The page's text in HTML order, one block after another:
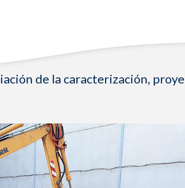
de la caracterización,